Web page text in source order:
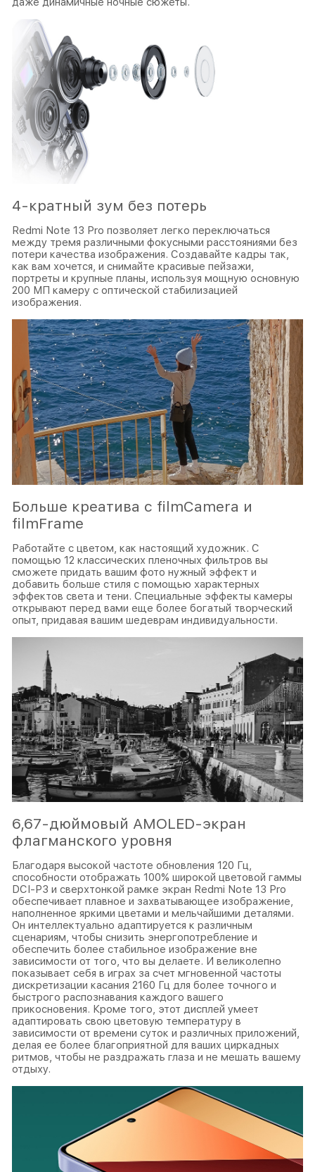
4-кратный зум без потерь
Redmi Note 13 Pro позволяет легко переключаться
между тремя различными фокусными расстояниями без
потери качества изображения. Создавайте кадры так,
как вам хочется, и снимайте красивые пейзажи,
портреты и крупные планы, используя мощную основную
200 МП камеру с оптической стабилизацией
изображения.
Больше креатива с filmCamera и
filmFrame
Работайте с цветом, как настоящий художник. С
помощью 12 классических пленочных фильтров вы
сможете придать вашим фото нужный эффект и
добавить больше стиля с помощью характерных
эффектов света и тени. Специальные эффекты камеры
открывают перед вами еще более богатый творческий
опыт, придавая вашим шедеврам индивидуальности.
6,67-дюймовый AMOLED-экран
флагманского уровня
Благодаря высокой частоте обновления 120 Гц,
способности отображать 100% широкой цветовой гаммы
DCI-P3 и сверхтонкой рамке экран Redmi Note 13 Pro
обеспечивает плавное и захватывающее изображение,
наполненное яркими цветами и мельчайшими деталями.
Он интеллектуально адаптируется к различным
сценариям, чтобы снизить энергопотребление и
обеспечить более стабильное изображение вне
зависимости от того, что вы делаете. И великолепно
показывает себя в играх за счет мгновенной частоты
дискретизации касания 2160 Гц для более точного и
быстрого распознавания каждого вашего
прикосновения. Кроме того, этот дисплей умеет
адаптировать свою цветовую температуру в
зависимости от времени суток и различных приложений,
делая ее более благоприятной для ваших циркадных
ритмов, чтобы не раздражать глаза и не мешать вашему
отдыху.